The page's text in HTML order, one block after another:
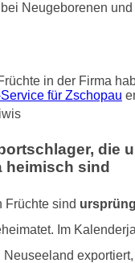
Neugeborenen
in der Firma
für Zschopau
die
heimisch sind
Früchte sind
Im